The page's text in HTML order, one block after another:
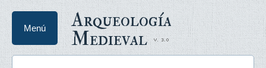
Arqueología
Medieval
Menú